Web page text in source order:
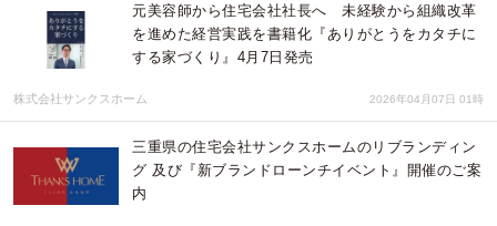
元美容師から住宅会社社長へ 未経験から組織改革
を進めた経営実践を書籍化『ありがとうをカタチに
する家づくり』4月7日発売
株式会社サンクスホーム 2026年04月07日 01時
三重県の住宅会社サンクスホームのリブランディン
グ 及び『新ブランドローンチイベント』開催のご案
内